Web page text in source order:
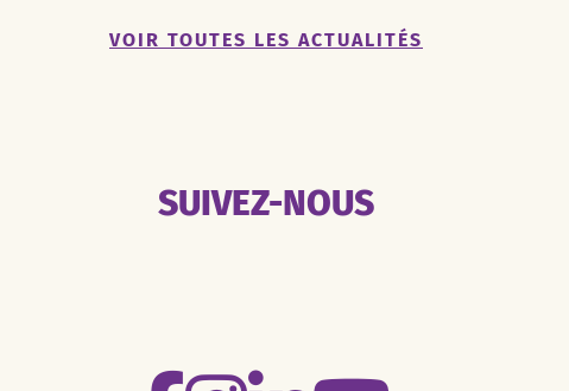
VOIR TOUTES LES ACTUALITÉS
SUIVEZ-NOUS